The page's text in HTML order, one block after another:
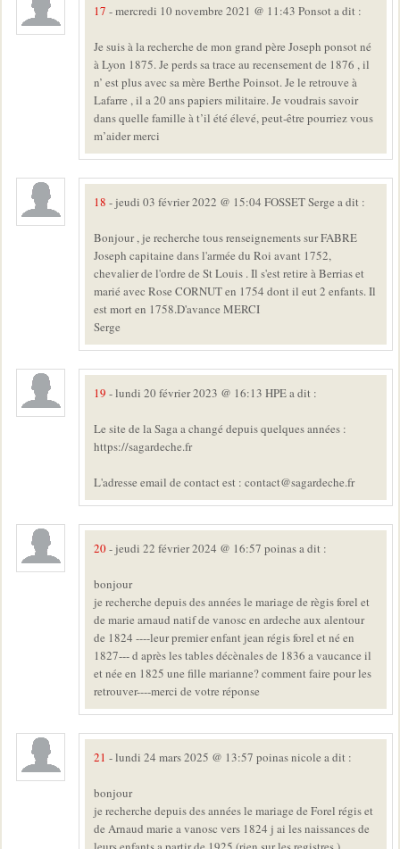
17 - mercredi 10 novembre 2021 @ 11:43 Ponsot a dit :
Je suis à la recherche de mon grand père Joseph ponsot né
à Lyon 1875. Je perds sa trace au recensement de 1876 , il
n’ est plus avec sa mère Berthe Poinsot. Je le retrouve à
Lafarre , il a 20 ans papiers militaire. Je voudrais savoir
dans quelle famille à t’il été élevé, peut-être pourriez vous
m’aider merci
18 - jeudi 03 février 2022 @ 15:04 FOSSET Serge a dit :
Bonjour , je recherche tous renseignements sur FABRE
Joseph capitaine dans l'armée du Roi avant 1752,
chevalier de l'ordre de St Louis . Il s'est retire à Berrias et
marié avec Rose CORNUT en 1754 dont il eut 2 enfants. Il
est mort en 1758.D'avance MERCI
Serge
19 - lundi 20 février 2023 @ 16:13 HPE a dit :
Le site de la Saga a changé depuis quelques années :
https://sagardeche.fr
L'adresse email de contact est : contact@sagardeche.fr
20- jeudi 22 février 2024 @ 16:57 poinas a dit :
bonjour
je recherche depuis des années le mariage de règis forel et
de marie arnaud natif de vanosc en ardeche aux alentour
de 1824 ----leur premier enfant jean régis forel et né en
1827--- d après les tables décènales de 1836 a vaucance il
et née en 1825 une fille marianne? comment faire pour les
retrouver----merci de votre réponse
21 - lundi 24 mars 2025 @ 13:57 poinas nicole a dit :
bonjour
je recherche depuis des années le mariage de Forel régis et
de Arnaud marie a vanosc vers 1824 j ai les naissances de